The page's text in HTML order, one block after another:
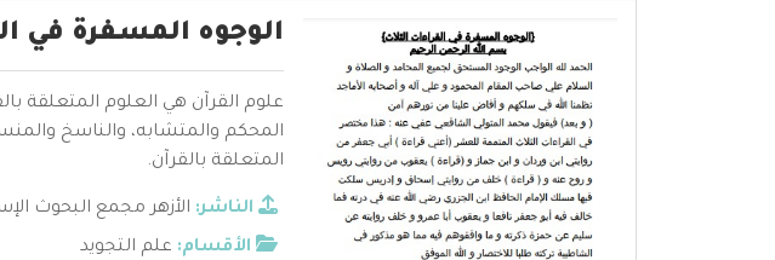
الوجوه المسفرة في
علوم القرآن هي العلوم المتعلقة
المحكم والمتشابه، والناسخ
المتعلقة بالقرآن.
الناشر: الأزهر مجمع البحوث
الأقسام: علم التجويد